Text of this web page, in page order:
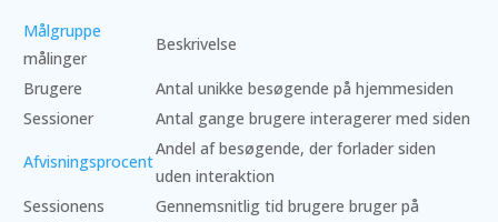
Målgruppe
målinger
Beskrivelse
Brugere
Antal unikke besøgende på hjemmesiden
Sessioner
Antal gange brugere interagerer med siden
Afvisningsprocent
Andel af besøgende, der forlader siden
uden interaktion
Sessionens
Gennemsnitlig tid brugere bruger på